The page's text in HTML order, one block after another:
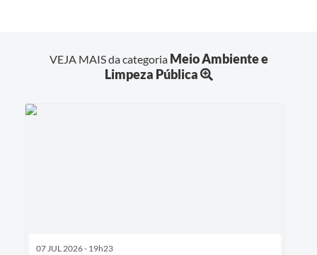
VEJA MAIS da categoria Meio Ambiente e
Limpeza Pública
07 JUL 2026 - 19h23